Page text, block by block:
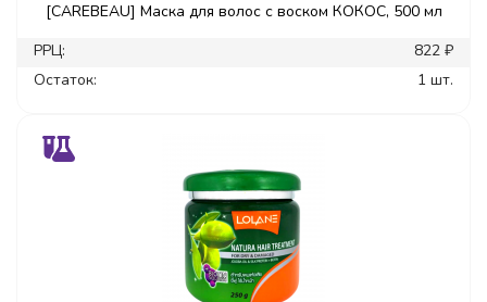
[CAREBEAU] Маска для волос с воском КОКОС, 500 мл
РРЦ:
822 ₽
Остаток:
1 шт.